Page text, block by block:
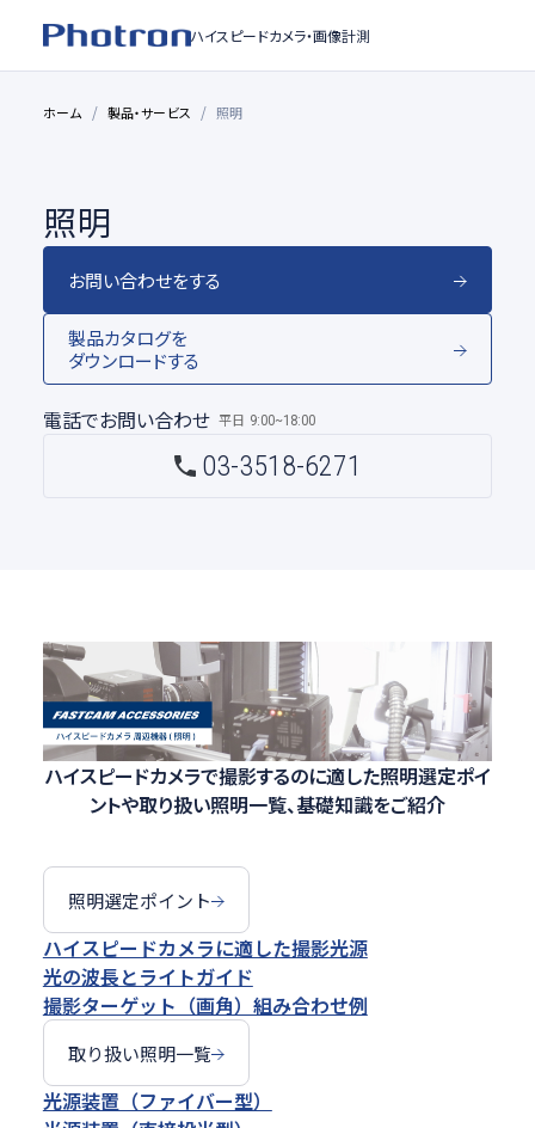
ハイスピードカメラ・画像計測
ホーム 製品・サービス 照明
照明
お問い合わせをする
製品カタログを
ダウンロードする
電話でお問い合わせ 平日 9:00~18:00
03-3518-6271
ハイスピードカメラで撮影するのに適した照明選定ポイ
ントや取り扱い照明一覧、基礎知識をご紹介
照明選定ポイント
ハイスピードカメラに適した撮影光源
光の波長とライトガイド
撮影ターゲット（画角）組み合わせ例
取り扱い照明一覧
光源装置（ファイバー型）